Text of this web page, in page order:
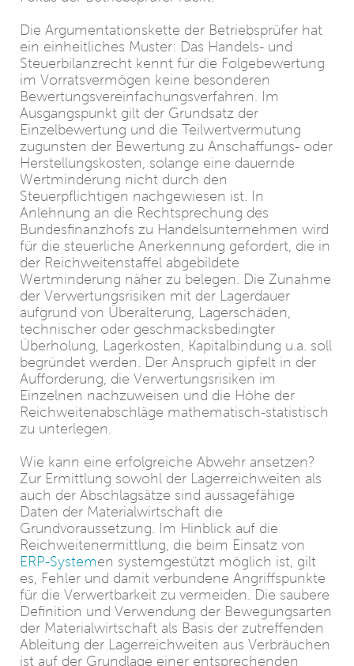
Die Argumentationskette der Betriebsprüfer hat
ein einheitliches Muster: Das Handels- und
Steuerbilanzrecht kennt für die Folgebewertung
im Vorratsvermögen keine besonderen
Bewertungsvereinfachungsverfahren. Im
Ausgangspunkt gilt der Grundsatz der
Einzelbewertung und die Teilwertvermutung
zugunsten der Bewertung zu Anschaffungs- oder
Herstellungskosten, solange eine dauernde
Wertminderung nicht durch den
Steuerpflichtigen nachgewiesen ist. In
Anlehnung an die Rechtsprechung des
Bundesfinanzhofs zu Handelsunternehmen wird
für die steuerliche Anerkennung gefordert, die in
der Reichweitenstaffel abgebildete
Wertminderung näher zu belegen. Die Zunahme
der Verwertungsrisiken mit der Lagerdauer
aufgrund von Überalterung, Lagerschäden,
technischer oder geschmacksbedingter
Überholung, Lagerkosten, Kapitalbindung u.a. soll
begründet werden. Der Anspruch gipfelt in der
Aufforderung, die Verwertungsrisiken im
Einzelnen nachzuweisen und die Höhe der
Reichweitenabschläge mathematisch-statistisch
zu unterlegen.
Wie kann eine erfolgreiche Abwehr ansetzen?
Zur Ermittlung sowohl der Lagerreichweiten als
auch der Abschlagsätze sind aussagefähige
Daten der Materialwirtschaft die
Grundvoraussetzung. Im Hinblick auf die
Reichweitenermittlung, die beim Einsatz von
ERP-Systemen systemgestützt möglich ist, gilt
es, Fehler und damit verbundene Angriffspunkte
für die Verwertbarkeit zu vermeiden. Die saubere
Definition und Verwendung der Bewegungsarten
der Materialwirtschaft als Basis der zutreffenden
Ableitung der Lagerreichweiten aus Verbräuchen
ist auf der Grundlage einer entsprechenden